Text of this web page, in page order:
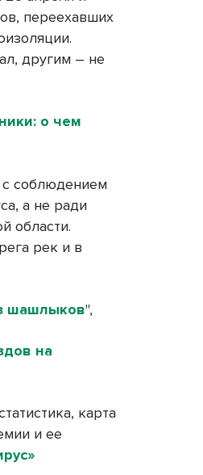
переехавших
другим – не
о чем
с соблюдением
а не ради
области.
рек и в
шашлыков",
на
карта
и ее